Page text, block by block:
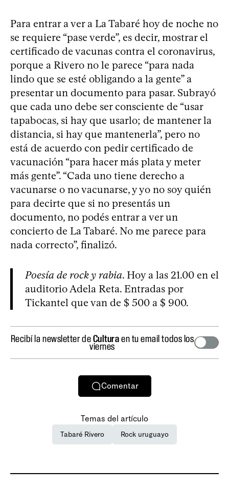
Para entrar a ver a La Tabaré hoy de noche no
se requiere “pase verde”, es decir, mostrar el
certificado de vacunas contra el coronavirus,
porque a Rivero no le parece “para nada
lindo que se esté obligando a la gente” a
presentar un documento para pasar. Subrayó
que cada uno debe ser consciente de “usar
tapabocas, si hay que usarlo; de mantener la
distancia, si hay que mantenerla”, pero no
está de acuerdo con pedir certificado de
vacunación “para hacer más plata y meter
más gente”. “Cada uno tiene derecho a
vacunarse o no vacunarse, y yo no soy quién
para decirte que si no presentás un
documento, no podés entrar a ver un
concierto de La Tabaré. No me parece para
nada correcto”, finalizó.
Poesía de rock y rabia. Hoy a las 21.00 en el
auditorio Adela Reta. Entradas por
Tickantel que van de $ 500 a $ 900.
Recibí la newsletter deCulturaen tu email todos los
viernes
Comentar
Temas del artículo
Tabaré Rivero Rock uruguayo